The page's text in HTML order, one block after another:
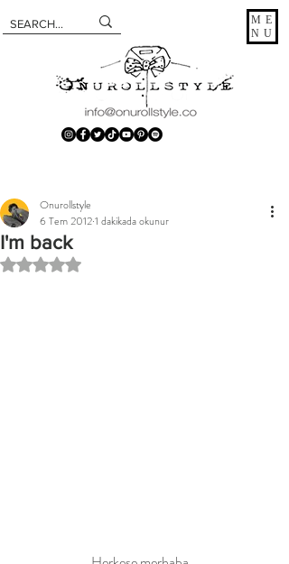
ME
NU
I'm back
Onurollstyle
6 Tem 20121 dakikada okunur
5 üzerinden NaN yıldız